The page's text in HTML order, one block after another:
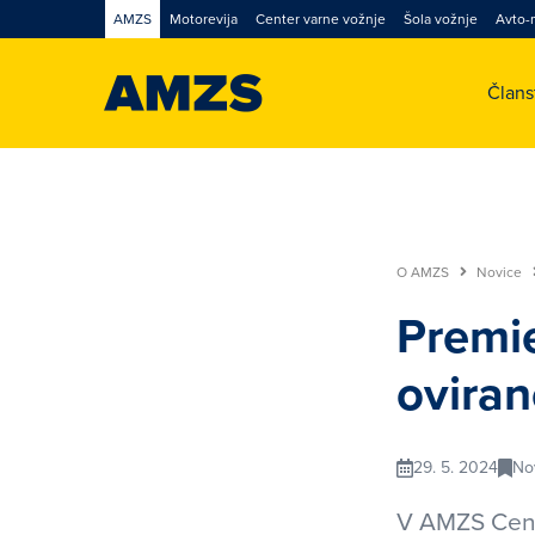
AMZS Motorevija Center varne vožnje Šola vožnje Avto-
O AMZS Novice
29. 5. 2024
V AMZS